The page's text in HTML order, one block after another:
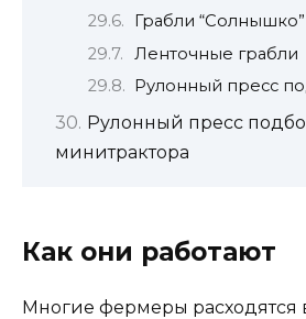
Грабли “Солнышко”
Ленточные грабли
Рулонный пресс
Рулонный пресс
минитрактора
Как они работают
Многие фермеры расходятся